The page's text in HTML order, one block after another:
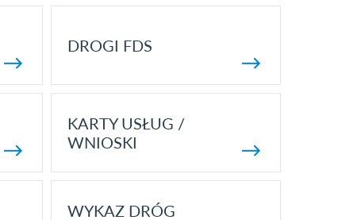
DROGI FDS
KARTY USŁUG /
WNIOSKI
WYKAZ DRÓG